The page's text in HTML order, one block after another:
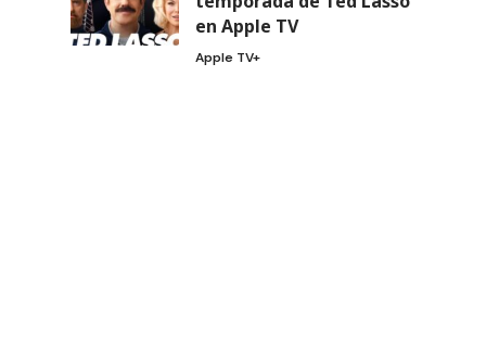
en Apple TV
Apple TV+